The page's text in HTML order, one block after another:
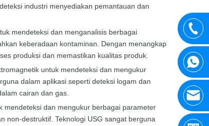
industri menyediakan pemantauan dan
mendeteksi dan menganalisis berbagai
keberadaan kontaminan. Dengan menangkap
produksi dan memastikan kualitas produk.
untuk mendeteksi dan mengukur
dalam aplikasi seperti deteksi logam dan
cairan dan gas.
mendeteksi dan mengukur berbagai parameter
non-destruktif. Teknologi USG sangat berguna